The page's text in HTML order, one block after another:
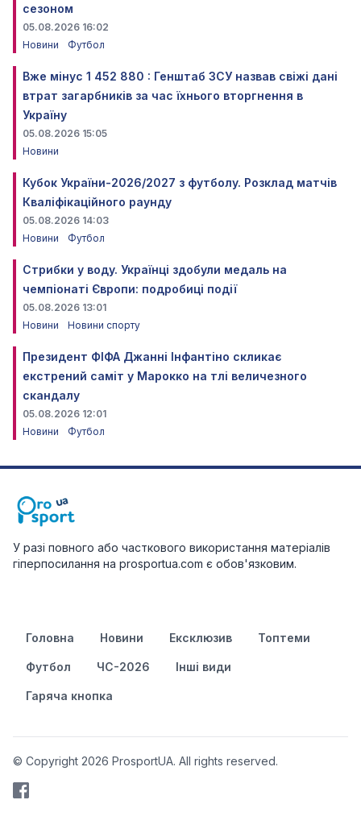
сезоном
05.08.2026 16:02
Новини
Футбол
Вже мінус 1 452 880 : Генштаб ЗСУ назвав свіжі дані
втрат загарбників за час їхнього вторгнення в
Україну
05.08.2026 15:05
Новини
Кубок України-2026/2027 з футболу. Розклад матчів
Кваліфікаційного раунду
05.08.2026 14:03
Новини
Футбол
Стрибки у воду. Українці здобули медаль на
чемпіонаті Європи: подробиці події
05.08.2026 13:01
Новини
Новини спорту
Президент ФІФА Джанні Інфантіно скликає
екстрений саміт у Марокко на тлі величезного
скандалу
05.08.2026 12:01
Новини
Футбол
У разі повного або часткового використання матеріалів
гіперпосилання на prosportua.com є обов'язковим.
Головна Новини Ексклюзив Топтеми
Футбол ЧС-2026 Інші види
Гаряча кнопка
© Copyright 2026 ProsportUA. All rights reserved.